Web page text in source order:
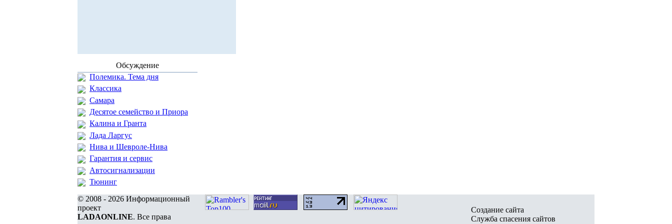
Обсуждение
Полемика. Тема дня
Классика
Самара
Десятое семейство и Приора
Калина и Гранта
Лада Ларгус
Нива и Шевроле-Нива
Гарантия и сервис
Автосигнализации
Тюнинг
© 2008 - 2026 Информационный
проект
LADAONLINE. Все права
Создание сайта
Служба спасения сайтов